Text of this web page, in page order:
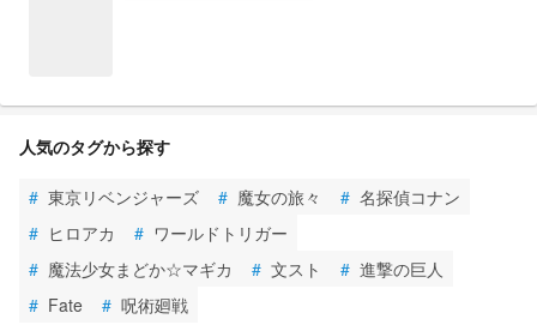
人気のタグから探す
# 東京リベンジャーズ # 魔女の旅々 # 名探偵コナン
# ヒロアカ # ワールドトリガー
# 魔法少女まどか☆マギカ # 文スト # 進撃の巨人
# Fate # 呪術廻戦